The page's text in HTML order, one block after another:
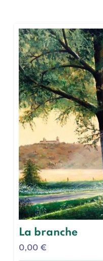
La branche
0,00 €